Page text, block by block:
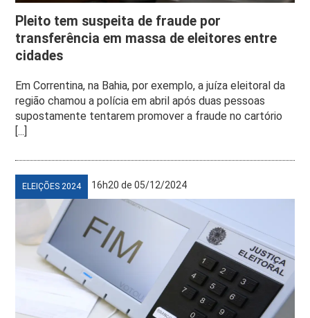
Pleito tem suspeita de fraude por
transferência em massa de eleitores entre
cidades
Em Correntina, na Bahia, por exemplo, a juíza eleitoral da
região chamou a polícia em abril após duas pessoas
supostamente tentarem promover a fraude no cartório
[...]
ELEIÇÕES 2024 16h20 de 05/12/2024